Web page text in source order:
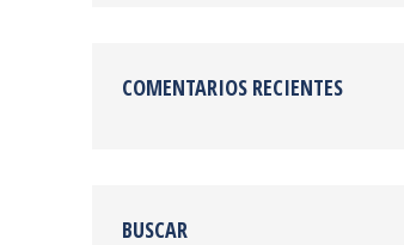
COMENTARIOS RECIENTES
BUSCAR